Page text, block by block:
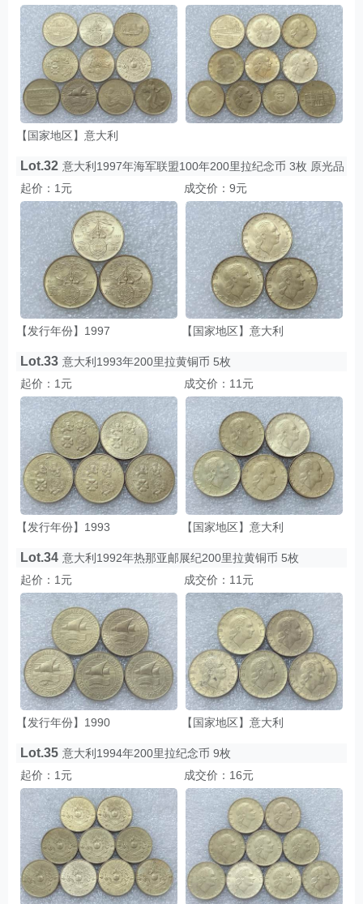
【国家地区】意大利
Lot.32 意大利1997年海军联盟100年200里拉纪念币 3枚 原光品
起价：1元
成交价：9元
【发行年份】1997 【国家地区】意大利
Lot.33 意大利1993年200里拉黄铜币 5枚
起价：1元
成交价：11元
【发行年份】1993 【国家地区】意大利
Lot.34 意大利1992年热那亚邮展纪200里拉黄铜币 5枚
起价：1元
成交价：11元
【发行年份】1990 【国家地区】意大利
Lot.35 意大利1994年200里拉纪念币 9枚
起价：1元
成交价：16元